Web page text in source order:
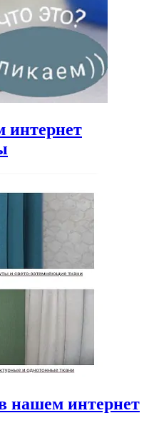
нашем интернет